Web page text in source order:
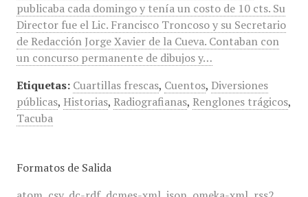
publicaba cada domingo y tenía un costo de 10 cts. Su
Director fue el Lic. Francisco Troncoso y su Secretario
de Redacción Jorge Xavier de la Cueva. Contaban con
un concurso permanente de dibujos y…
Etiquetas: Cuartillas frescas, Cuentos, Diversiones
públicas, Historias, Radiografianas, Renglones trágicos,
Tacuba
Formatos de Salida